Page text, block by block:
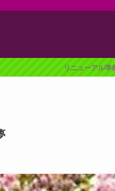
ューアル準備中のため、表示が崩